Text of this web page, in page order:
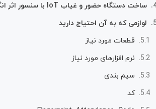
ساخت دستگاه حضور و غیاب IoT با سنسور اثر انگشت و آردوینو
لوازمی که به آن احتیاج دارید
قطعات مورد نیاز
نرم افزارهای مورد نیاز
سیم بندی
کد